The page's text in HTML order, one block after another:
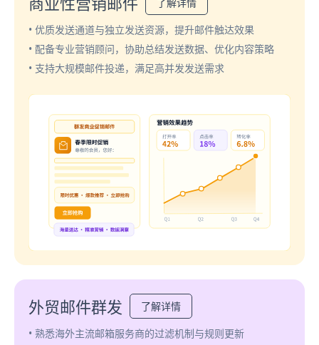
• 优质发送通道与独立发送资源，提升邮件触达效果
• 配备专业营销顾问，协助总结发送数据、优化内容策略
• 支持大规模邮件投递，满足高并发发送需求
外贸邮件群发
了解详情
• 熟悉海外主流邮箱服务商的过滤机制与规则更新